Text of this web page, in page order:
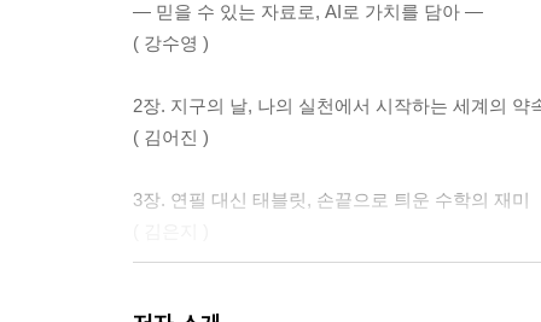
― 믿을 수 있는 자료로, AI로 가치를 담아 ―
( 강수영 )
2장. 지구의 날, 나의 실천에서 시작하는 세계의 약
( 김어진 )
3장. 연필 대신 태블릿, 손끝으로 틔운 수학의 재미